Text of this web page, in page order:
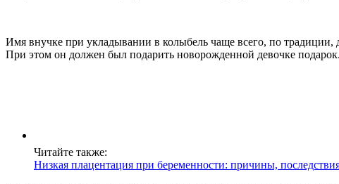
Имя внучке при укладывании в колыбель чаще всего, по традиции,
При этом он должен был подарить новорожденной девочке подарок.
Читайте также:
Низкая плацентация при беременности: причины,